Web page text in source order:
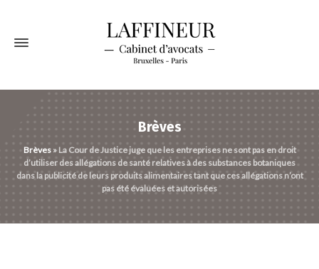
Brèves
Brèves» La Cour de Justice juge que les entreprises ne sont pas en droit
d’utiliser des allégations de santé relatives à des substances botaniques
dans la publicité de leurs produits alimentaires tant que ces allégations n’ont
pas été évaluées et autorisées